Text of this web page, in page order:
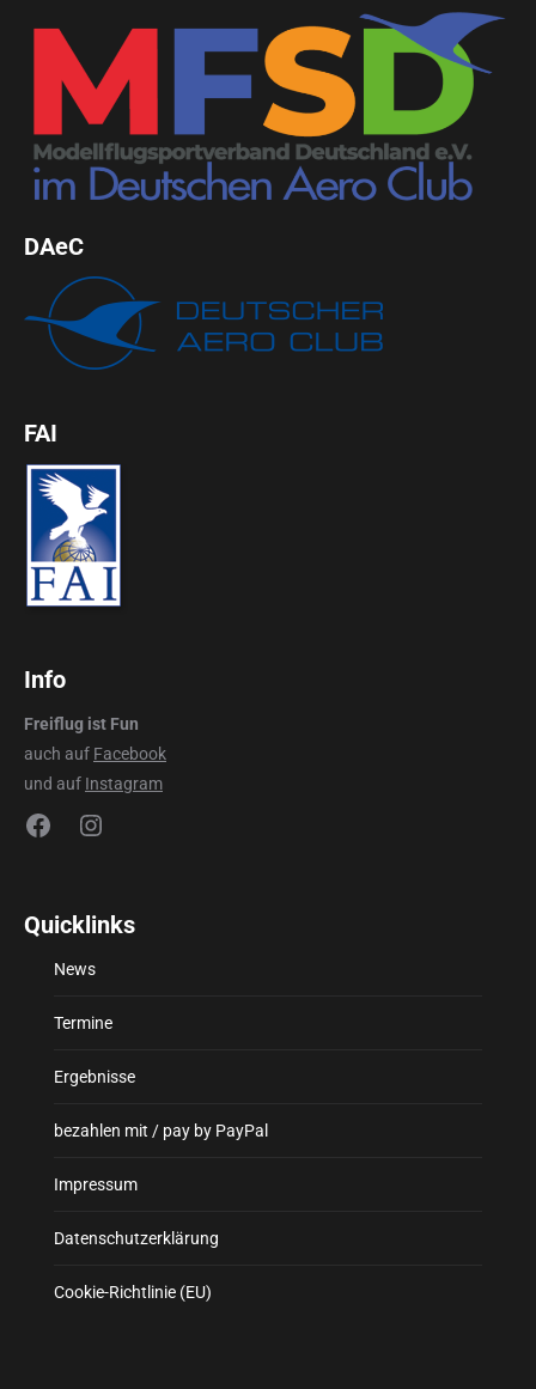
DAeC
FAI
Info
Freiflug ist Fun
auch auf Facebook
und auf Instagram
FacebookInstagram
Quicklinks
News
Termine
Ergebnisse
bezahlen mit / pay by PayPal
Impressum
Datenschutzerklärung
Cookie-Richtlinie (EU)